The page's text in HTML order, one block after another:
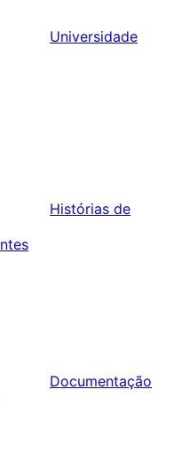
Universidade
Histórias de
Documentação